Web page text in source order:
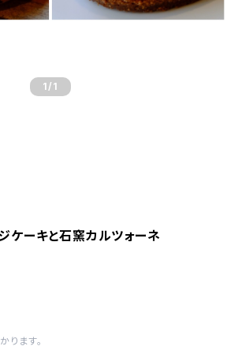
1 /1
ケーキと石窯カルツォーネ
ります。